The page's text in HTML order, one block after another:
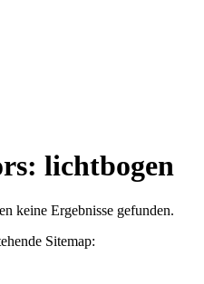
lichtbogen
keine Ergebnisse gefunden.
Sitemap: